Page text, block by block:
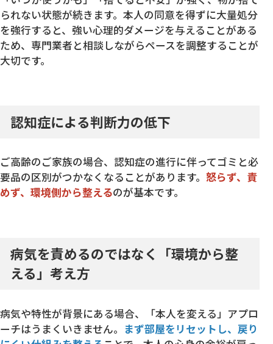
られない状態が続きます。本人の同意を得ずに大量処分
を強行すると、強い心理的ダメージを与えることがある
ため、専門業者と相談しながらペースを調整することが
大切です。
認知症による判断力の低下
ご高齢のご家族の場合、認知症の進行に伴ってゴミと必
要品の区別がつかなくなることがあります。 怒らず、責
めず、環境側から整えるのが基本です。
病気を責めるのではなく「環境から整
える」考え方
病気や特性が背景にある場合、「本人を変える」アプロ
ーチはうまくいきません。 まず部屋をリセットし、戻り